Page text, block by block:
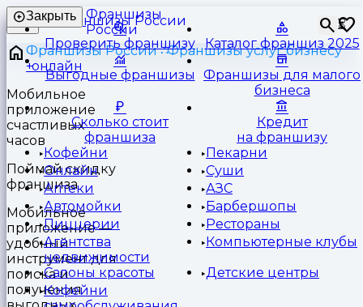
Франшизы
России
⏳
Закрыть
Проверить франшизу Каталог франшиз 2025
Выгодные франшизы
Франшизы для малого
бизнеса
Сколько стоит
франшиза
Кредит
на франшизу
Кофейни
Пекарни
Онлайн
Суши
Аптеки
АЗС
Автомойки
Барбершопы
Пиццерии
Рестораны
Агентства
недвижимости
Компьютерные клубы
Салоны красоты
Детские центры
Кофейни
Франшизы России
Франшизы услуг бизнесу
онлайн
Мобильное
приложение
счастливых
часов
Поймай скидку
франшиза
Мобильное
приложение —
удобный
инструмент для
поиска и
получения